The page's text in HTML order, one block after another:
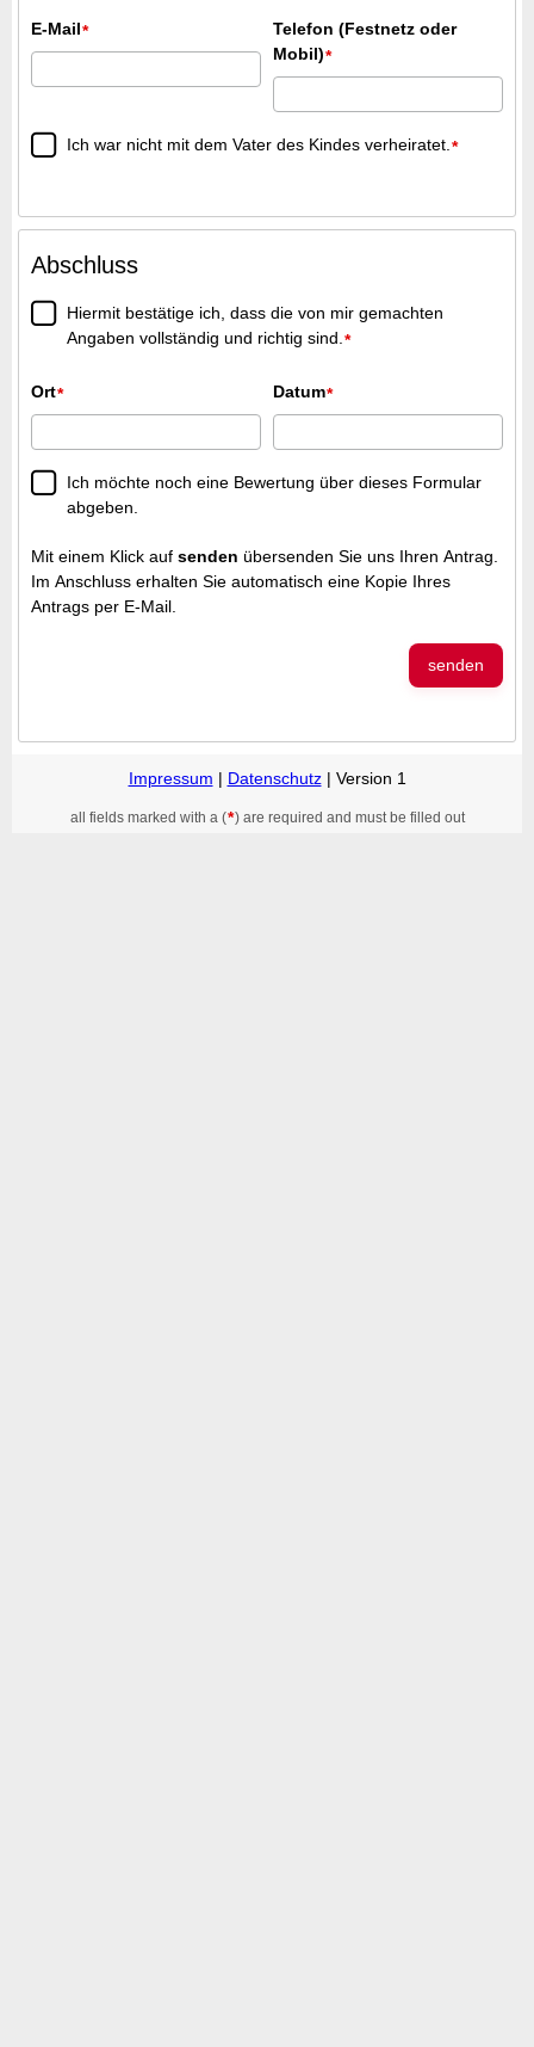
E-Mail*
Telefon (Festnetz oder
Mobil)*
Ich war nicht mit dem Vater des Kindes verheiratet. *
Abschluss
Hiermit bestätige ich, dass die von mir gemachten
Angaben vollständig und richtig sind. *
Ort* Datum*
Ich möchte noch eine Bewertung über dieses Formular
abgeben.
Mit einem Klick auf senden übersenden Sie uns Ihren Antrag.
Im Anschluss erhalten Sie automatisch eine Kopie Ihres
Antrags per E-Mail.
senden
Impressum | Datenschutz| Version 1
all fields marked with a (*) are required and must be filled out